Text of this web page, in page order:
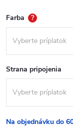
Farba ?
Strana pripojenia
Na objednávku do